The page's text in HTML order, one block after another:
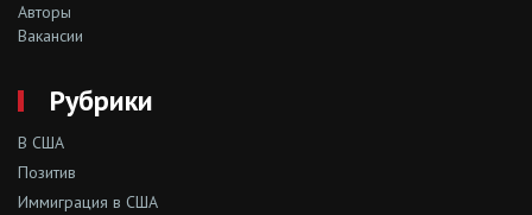
Авторы
Вакансии
Рубрики
В США
Позитив
Иммиграция в США